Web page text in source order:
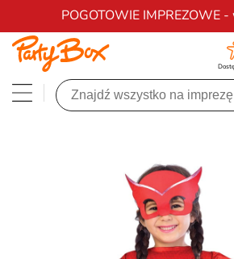
POGOTOWIE IMPREZOWE
Darmowa dostawa na